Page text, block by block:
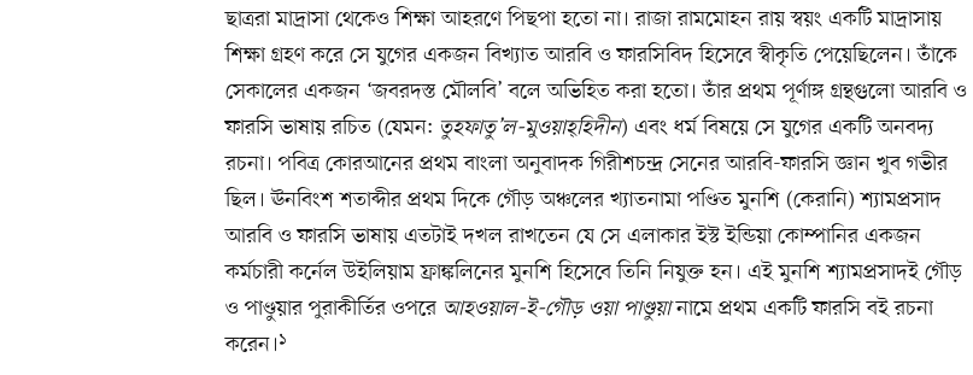
ছাত্ররা মাদ্রাসা থেকেও শিক্ষা আহরণে পিছপা হতো না। রাজা রামমোহন রায় স্বয়ং একটি মাদ্রাসায়
শিক্ষা গ্রহণ করে সে যুগের একজন বিখ্যাত আরবি ও ফারসিবিদ হিসেবে স্বীকৃতি পেয়েছিলেন। তাঁকে
সেকালের একজন ‘জবরদস্ত মৌলবি’ বলে অভিহিত করা হতো। তাঁর প্রথম পূর্ণাঙ্গ গ্রন্থগুলো আরবি ও
ফারসি ভাষায় রচিত (যেমন: তুহফাতু’ল-মুওয়াহ্হিদীন) এবং ধর্ম বিষয়ে সে যুগের একটি অনবদ্য
রচনা। পবিত্র কোরআনের প্রথম বাংলা অনুবাদক গিরীশচন্দ্র সেনের আরবি-ফারসি জ্ঞান খুব গভীর
ছিল। ঊনবিংশ শতাব্দীর প্রথম দিকে গৌড় অঞ্চলের খ্যাতনামা পণ্ডিত মুনশি (কেরানি) শ্যামপ্রসাদ
আরবি ও ফারসি ভাষায় এতটাই দখল রাখতেন যে সে এলাকার ইস্ট ইন্ডিয়া কোম্পানির একজন
কর্মচারী কর্নেল উইলিয়াম ফ্রাঙ্কলিনের মুনশি হিসেবে তিনি নিযুক্ত হন। এই মুনশি শ্যামপ্রসাদই গৌড়
ও পাণ্ডুয়ার পুরাকীর্তির ওপরে আহওয়াল-ই-গৌড় ওয়া পাণ্ডুয়ানামে প্রথম একটি ফারসি বই রচনা
করেন।১